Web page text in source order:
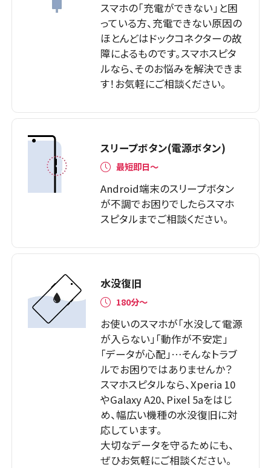
スマホの「充電ができない」と困
っている方、充電できない原因の
ほとんどはドックコネクターの故
障によるものです。スマホスピタ
ルなら、そのお悩みを解決できま
す！お気軽にご相談ください。
スリープボタン(電源ボタン)
最短即日〜
Android端末のスリープボタン
が不調でお困りでしたらスマホ
スピタルまでご相談ください。
水没復旧
180分〜
お使いのスマホが「水没して電源
が入らない」「動作が不安定」
「データが心配」…そんなトラブ
ルでお困りではありませんか？
スマホスピタルなら、Xperia 10
やGalaxy A20、Pixel 5aをはじ
め、幅広い機種の水没復旧に対
応しています。
大切なデータを守るためにも、
ぜひお気軽にご相談ください。